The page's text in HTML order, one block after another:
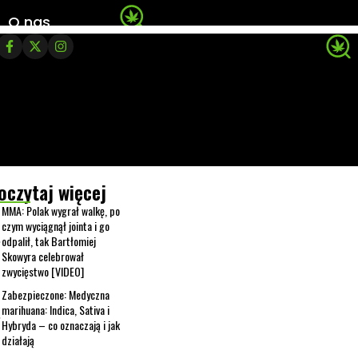
O nas
więcej
MMA: Polak wygrał walkę, po
czym wyciągnął jointa i go
odpalił, tak Bartłomiej
Skowyra celebrował
zwycięstwo [VIDEO]
Zabezpieczone: Medyczna
marihuana: Indica, Sativa i
Hybryda – co oznaczają i jak
działają